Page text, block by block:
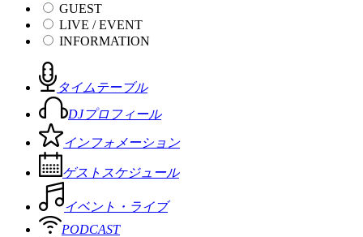
GUEST
LIVE / EVENT
INFORMATION
タイムテーブル
DJプロフィール
インフォメーション
ゲストスケジュール
イベント・ライブ
PODCAST